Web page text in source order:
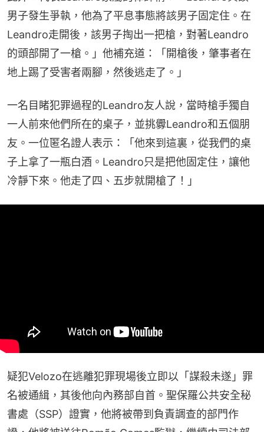
男子發生爭執，他為了平息事態將該男子固定住。在
Leandro走開後，該男子掏出一把槍，對著Leandro
的頭部開了一槍。」他補充道：「開槍後，肇事者在
地上踢了受害者兩腳，然後逃走了。」
一名目睹犯罪過程的Leandro友人說，當時槍手獨自
一人前來他們所在的桌子，並挑釁Leandro和五個朋
友。一位匿名證人表示：「他來到這裏，從我們的桌
子上拿了一瓶白酒。Leandro只是把他固定住，讓他
冷靜下來。他走了四、五步就開槍了！」
疑犯Velozo在逃離犯罪現場後立即以「謀殺未遂」罪
名被通緝，其後他向內務部自首。聖保羅公共安全秘
書處（SSP）證實，他將被帶到負責調查的部門作